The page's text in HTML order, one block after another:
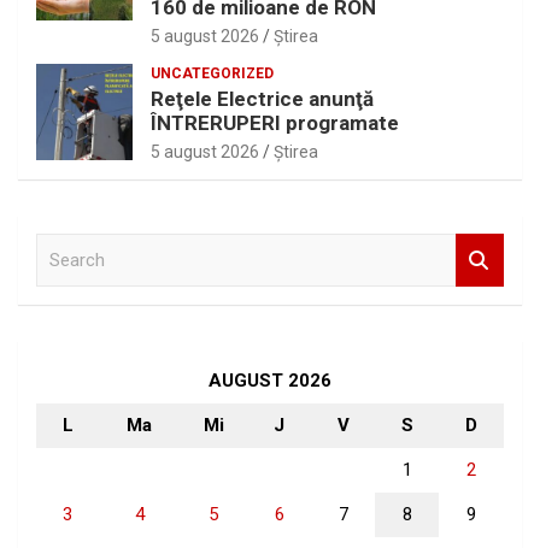
160 de milioane de RON
5 august 2026 Ştirea
UNCATEGORIZED
Reţele Electrice anunţă
ÎNTRERUPERI programate
5 august 2026 Ştirea
AUGUST 2026
L Ma Mi J V S D
1 2
3 4 5 6 7 8 9